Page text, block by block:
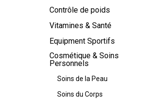
Contrôle de poids
Vitamines & Santé
Equipment Sportifs
Cosmétique & Soins
Personnels
Soins de la Peau
Soins du Corps